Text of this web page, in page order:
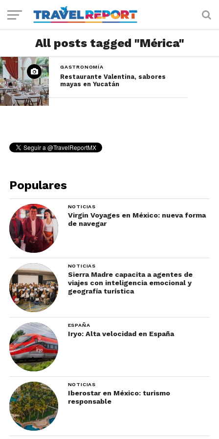
All posts tagged "Mérica"
GASTRONOMÍA
Restaurante Valentina, sabores
mayas en Yucatán
Populares
NOTICIAS
Virgin Voyages en México: nueva forma
de navegar
NOTICIAS
Sierra Madre capacita a agentes de
viajes con inteligencia emocional y
geografía turística
ESPAÑA
Iryo: Alta velocidad en España
NOTICIAS
Iberostar en México: turismo
responsable